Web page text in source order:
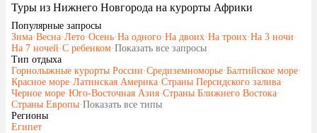
Туры из Нижнего Новгорода на курорты Африки
Популярные запросы
Зима·Весна·Лето·Осень·На одного·На двоих·На троих·На 3 ночи·
На 7 ночей·С ребенком·Показать все запросы
Тип отдыха
Горнолыжные курорты России·Средиземноморье·Балтийское море·
Красное море·Латинская Америка·Страны Персидского залива·
Черное море·Юго-Восточная Азия·Страны Ближнего Востока·
Страны Европы·Показать все типы
Регионы
Египет